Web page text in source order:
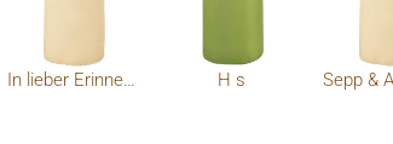
In lieber Erinnerung H s